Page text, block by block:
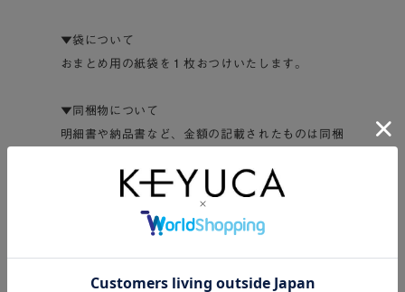
▼袋について
おまとめ用の紙袋を１枚おつけいたします。
▼同梱物について
明細書や納品書など、金額の記載されたものは同梱
ギフトとしてご利用の場合も、安心してご注文くだ